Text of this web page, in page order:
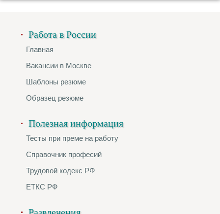
Работа в России
Главная
Вакансии в Москве
Шаблоны резюме
Образец резюме
Полезная информация
Тесты при преме на работу
Справочник професий
Трудовой кодекс РФ
ЕТКС РФ